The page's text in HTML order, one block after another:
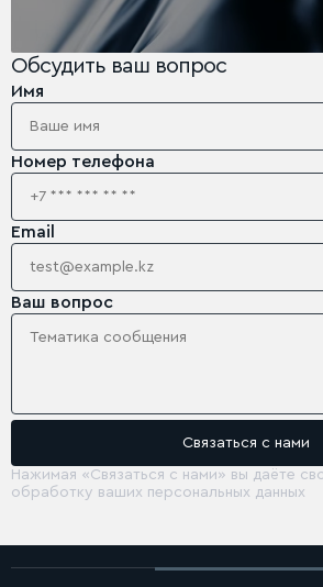
Обсудить ваш вопрос
Имя
Номер телефона
Email
Ваш вопрос
Нажимая «Связаться с нами» вы даёте
обработку ваших персональных данных